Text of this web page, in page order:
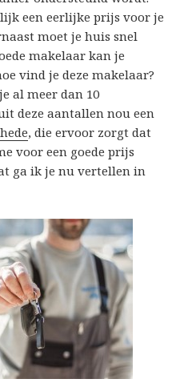
een eerlijke prijs voor je
moet je huis snel
makelaar kan je
vind je deze makelaar?
al meer dan 10
deze aantallen nou een
, die ervoor zorgt dat
voor een goede prijs
ga ik je nu vertellen in